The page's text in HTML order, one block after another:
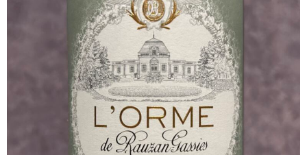
よくあるご質問
お問い合わせ
お買い物かご